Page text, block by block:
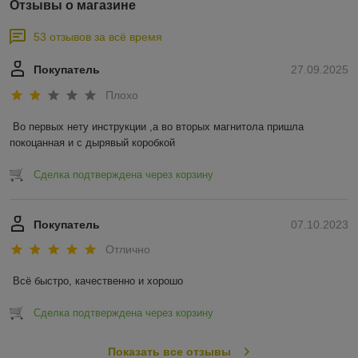
Отзывы о магазине
53 отзывов за всё время
27.09.2025
Покупатель
Плохо
Во первых нету инструкции ,а во вторых магнитола пришла
покоцанная и с дырявый коробкой
Сделка подтверждена через корзину
07.10.2023
Покупатель
Отлично
Всё быстро, качественно и хорошо
Сделка подтверждена через корзину
Показать все отзывы